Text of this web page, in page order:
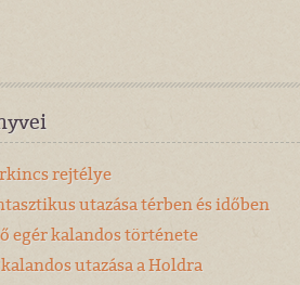
rejtélye
utazása térben és időben
egér kalandos története
utazása a Holdra